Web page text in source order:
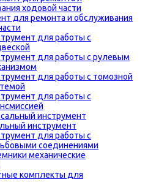
для ремонта и обслуживания
для работы с
для работы с рулевым
для работы с томозной
для работы с
инструмент
для работы с
соединениями
механические